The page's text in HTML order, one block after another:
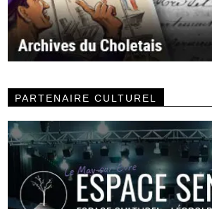
PARTENAIRE CULTUREL